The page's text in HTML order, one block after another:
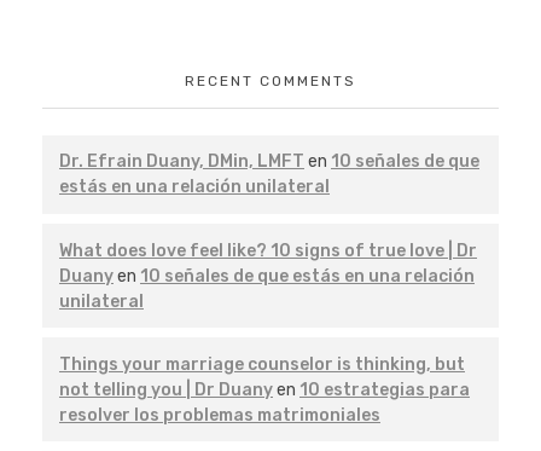
RECENT COMMENTS
Dr. Efrain Duany, DMin, LMFT en 10 señales de que
estás en una relación unilateral
What does love feel like? 10 signs of true love | Dr
Duanyen 10 señales de que estás en una relación
unilateral
Things your marriage counselor is thinking, but
not telling you | Dr Duanyen 10 estrategias para
resolver los problemas matrimoniales